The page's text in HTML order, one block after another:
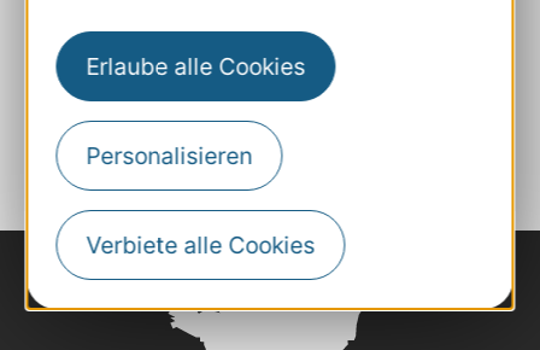
Erlaube alle Cookies
Personalisieren
Verbiete alle Cookies
ZU MEINEN FAVORITEN